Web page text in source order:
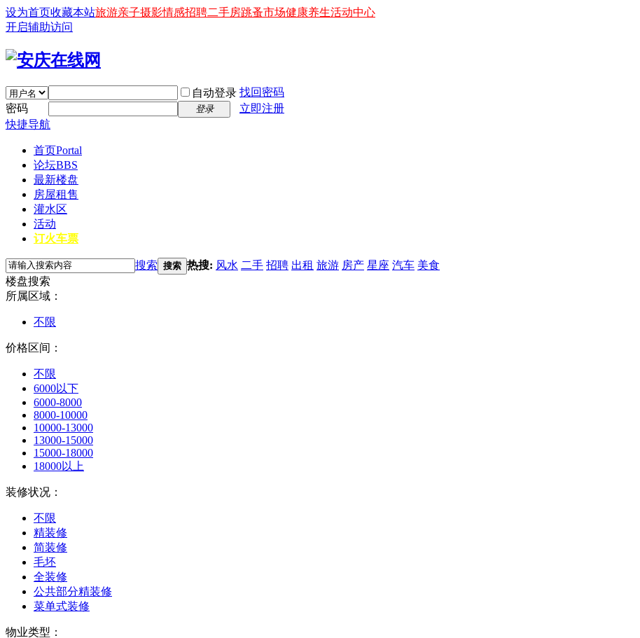
设为首页收藏本站旅游亲子摄影情感招聘二手房跳蚤市场健康养生活动中心
开启辅助访问
自动登录 找回密码
密码
登录
立即注册
快捷导航
首页Portal
论坛BBS
最新楼盘
房屋租售
灌水区
活动
订火车票
搜索 搜索 热搜: 风水 二手 招聘 出租 旅游 房产 星座 汽车 美食
楼盘搜索
所属区域：
不限
价格区间：
不限
6000以下
6000-8000
8000-10000
10000-13000
13000-15000
15000-18000
18000以上
装修状况：
不限
精装修
简装修
毛坯
全装修
公共部分精装修
菜单式装修
物业类型：